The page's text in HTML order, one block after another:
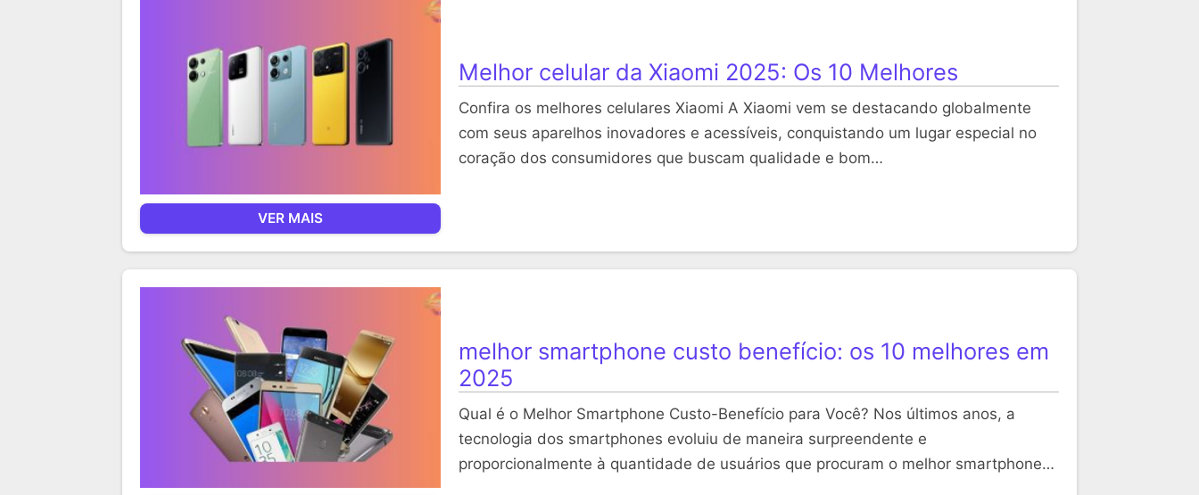
VER MAIS
Melhor celular da Xiaomi 2025: Os 10 Melhores
Confira os melhores celulares Xiaomi A Xiaomi vem se destacando globalmente
com seus aparelhos inovadores e acessíveis, conquistando um lugar especial no
coração dos consumidores que buscam qualidade e bom…
melhor smartphone custo benefício: os 10 melhores em
2025
Qual é o Melhor Smartphone Custo-Benefício para Você? Nos últimos anos, a
tecnologia dos smartphones evoluiu de maneira surpreendente e
proporcionalmente à quantidade de usuários que procuram o melhor smartphone…